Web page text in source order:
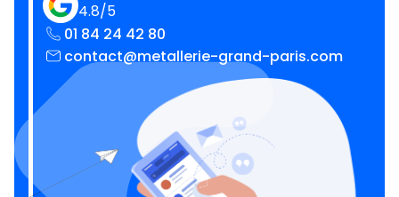
4.8/5
01 84 24 42 80
contact@metallerie-grand-paris.com